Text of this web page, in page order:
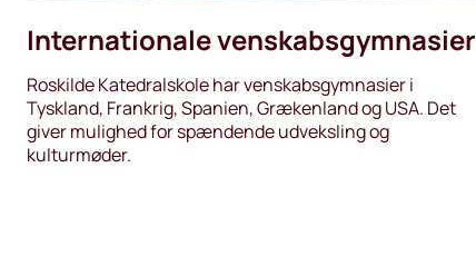
Internationale venskabsgymnasier
Roskilde Katedralskole har venskabsgymnasier i
Tyskland, Frankrig, Spanien, Grækenland og USA. Det
giver mulighed for spændende udveksling og
kulturmøder.